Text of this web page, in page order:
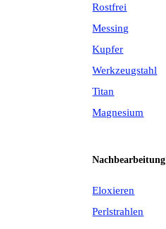
Rostfrei
Messing
Kupfer
Werkzeugstahl
Titan
Magnesium
Nachbearbeitung
Eloxieren
Perlstrahlen